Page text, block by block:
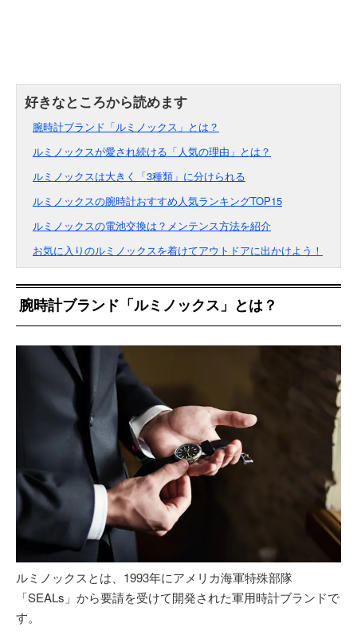
腕時計ブランド「ルミノックス」とは？
ルミノックスが愛され続ける「人気の理由」とは？
ルミノックスは大きく「3種類」に分けられる
ルミノックスの腕時計おすすめ人気ランキングTOP15
ルミノックスの電池交換は？メンテンス方法を紹介
お気に入りのルミノックスを着けてアウトドアに出かけよう！
腕時計ブランド「ルミノックス」とは？
ルミノックスとは、1993年にアメリカ海軍特殊部隊
「SEALs」から要請を受けて開発された軍用時計ブランドで
す。